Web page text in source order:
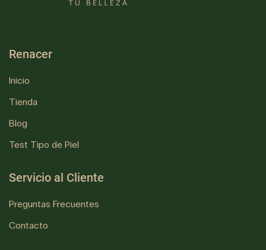
Renacer
Inicio
Tienda
Blog
Test Tipo de Piel
Servicio al Cliente
Preguntas Frecuentes
Contacto